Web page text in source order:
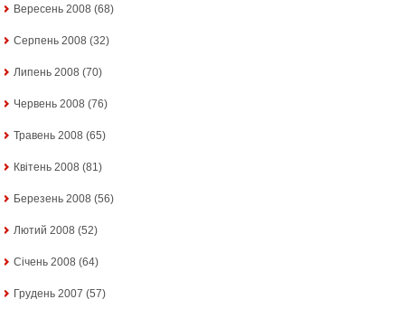
Вересень 2008 (68)
Серпень 2008 (32)
Липень 2008 (70)
Червень 2008 (76)
Травень 2008 (65)
Квітень 2008 (81)
Березень 2008 (56)
Лютий 2008 (52)
Січень 2008 (64)
Грудень 2007 (57)